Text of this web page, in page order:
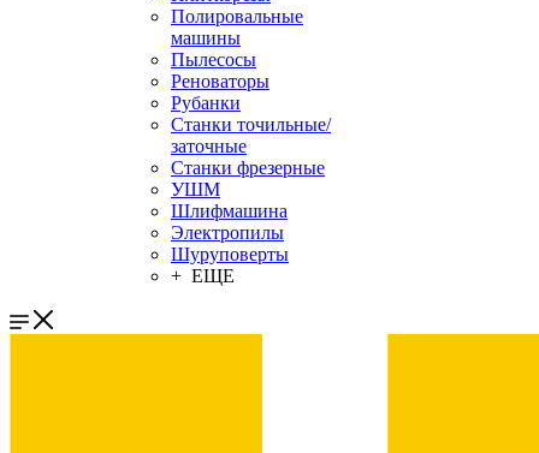
Полировальные
машины
Пылесосы
Реноваторы
Рубанки
Станки точильные/
заточные
Станки фрезерные
УШМ
Шлифмашина
Электропилы
Шуруповерты
+ ЕЩЕ